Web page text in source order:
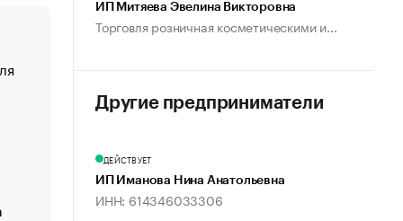
«Деньги будут не нужны»: что рассказал Маск в
Функции менеджмента: пять ключевых основ
управления
ЕС разрешил конфискацию российской нефти —
ИП Митяева Эвелина Викторовна
Торговля розничная косметическими и...
Другие предприниматели
ДЕЙСТВУЕТ
ИП Иманова Нина Анатольевна
ИНН: 614346033306